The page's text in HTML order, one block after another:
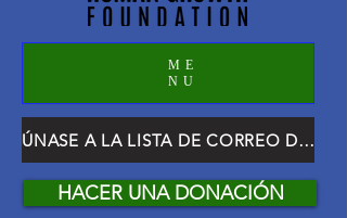
ME
NU
ÚNASE A LA LISTA DE CORREO DE HGF
HACER UNA DONACIÓN